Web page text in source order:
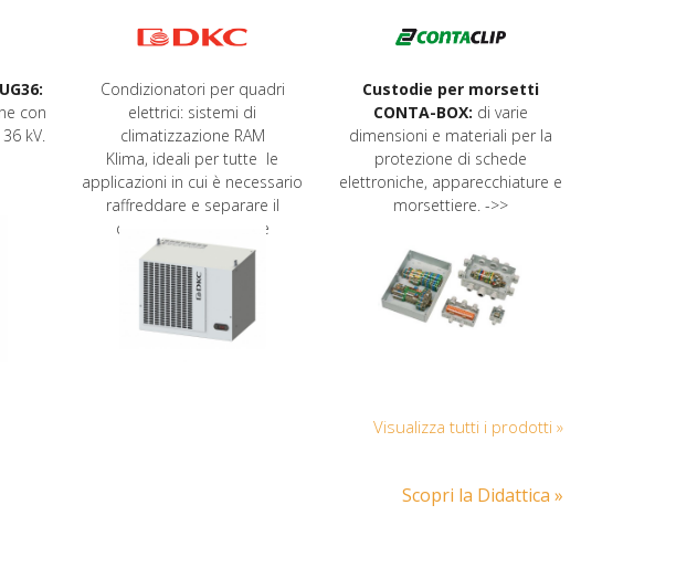
con
kV.
Condizionatori per quadri
elettrici: sistemi di
climatizzazione RAM
Klima, ideali per tutte le
applicazioni in cui è necessario
raffreddare e separare il
quadro dall’ambiente
circostante. ->>
Custodie per morsetti
CONTA-BOX: di varie
dimensioni e materiali per la
protezione di schede
elettroniche, apparecchiature e
morsettiere. ->>
Visualizza tutti i prodotti »
Scopri la Didattica »